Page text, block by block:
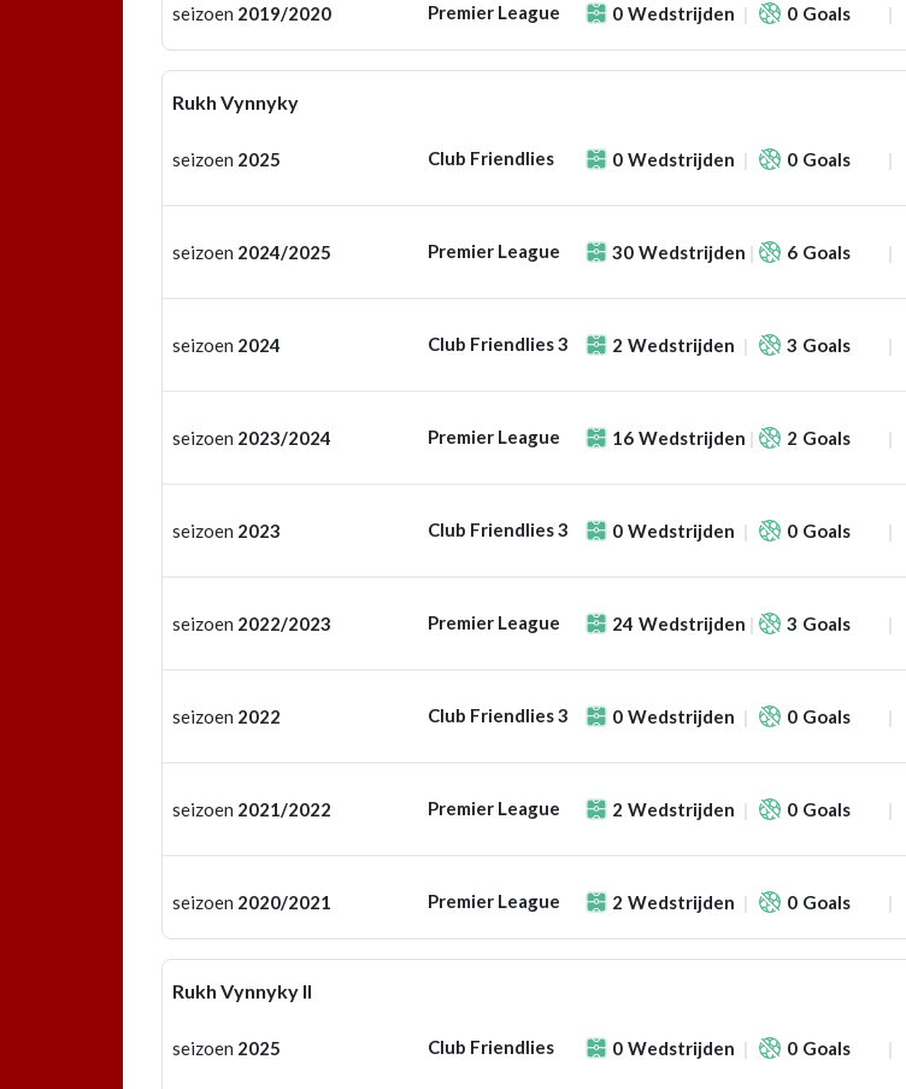
seizoen 2019/2020 Premier League 0 Wedstrijden 0 Goals
Rukh Vynnyky
seizoen 2025 Club Friendlies 0 Wedstrijden 0 Goals
seizoen 2024/2025 Premier League 30 Wedstrijden 6 Goals
seizoen 2024 Club Friendlies 3 2 Wedstrijden 3 Goals
seizoen 2023/2024 Premier League 16 Wedstrijden 2 Goals
seizoen 2023 Club Friendlies 3 0 Wedstrijden 0 Goals
seizoen 2022/2023 Premier League 24 Wedstrijden 3 Goals
seizoen 2022 Club Friendlies 3 0 Wedstrijden 0 Goals
seizoen 2021/2022 Premier League 2 Wedstrijden 0 Goals
seizoen 2020/2021 Premier League 2 Wedstrijden 0 Goals
Rukh Vynnyky II
seizoen 2025 Club Friendlies 0 Wedstrijden 0 Goals